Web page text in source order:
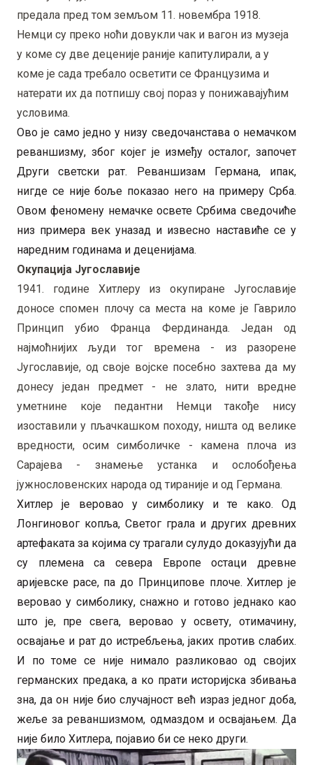
предала пред том земљом 11. новембра 1918.
Немци су преко ноћи довукли чак и вагон из музеја
у коме су две деценије раније капитулирали, а у
коме је сада требало осветити се Французима и
натерати их да потпишу свој пораз у понижавајућим
условима.
Ово је само једно у низу сведочанстава о немачком
реваншизму, због којег је између осталог, започет
Други светски рат. Реваншизам Германа, ипак,
нигде се није боље показао него на примеру Срба.
Овом феномену немачке освете Србима сведочиће
низ примера век уназад и извесно наставиће се у
наредним годинама и деценијама.
Окупација Југославије
1941. године Хитлеру из окупиране Југославије
доносе спомен плочу са места на коме је Гаврило
Принцип убио Франца Фердинанда. Један од
најмоћнијих људи тог времена - из разорене
Југославије, од своје војске посебно захтева да му
донесу један предмет - не злато, нити вредне
уметнине које педантни Немци такође нису
изоставили у пљачкашком походу, ништа од велике
вредности, осим симболичке - камена плоча из
Сарајева - знамење устанка и ослобођења
јужнословенских народа од тираније и од Германа.
Хитлер је веровао у симболику и те како. Од
Лонгиновог копља, Светог грала и других древних
артефаката за којима су трагали сулудо доказујући да
су племена са севера Европе остаци древне
аријевске расе, па до Принципове плоче. Хитлер је
веровао у симболику, снажно и готово једнако као
што је, пре свега, веровао у освету, отимачину,
освајање и рат до истребљења, јаких против слабих.
И по томе се није нимало разликовао од својих
германских предака, а ко прати историјска збивања
зна, да он није био случајност већ израз једног доба,
жеље за реваншизмом, одмаздом и освајањем. Да
није било Хитлера, појавио би се неко други.